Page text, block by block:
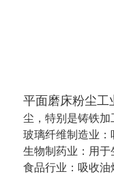
平面磨床粉尘工
尘，特别是铸铁
玻璃纤维制造业
生物制药业：用
食品行业：吸收